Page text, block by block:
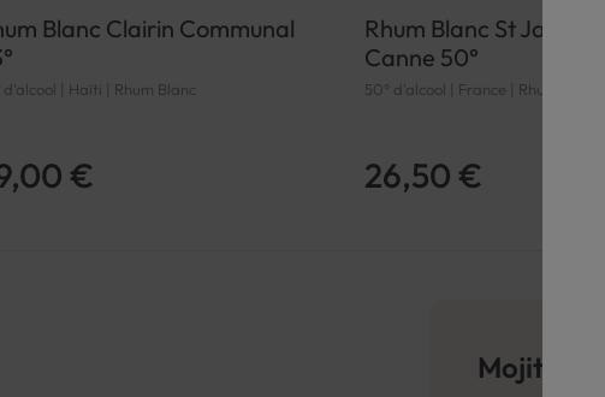
Blanc Clairin Communal
d'alcool | Haïti | Rhum Blanc
€
Rhum Blanc St James
Canne 50°
50° d'alcool | France | Rhum Blanc
26,50 €
Mojito ou